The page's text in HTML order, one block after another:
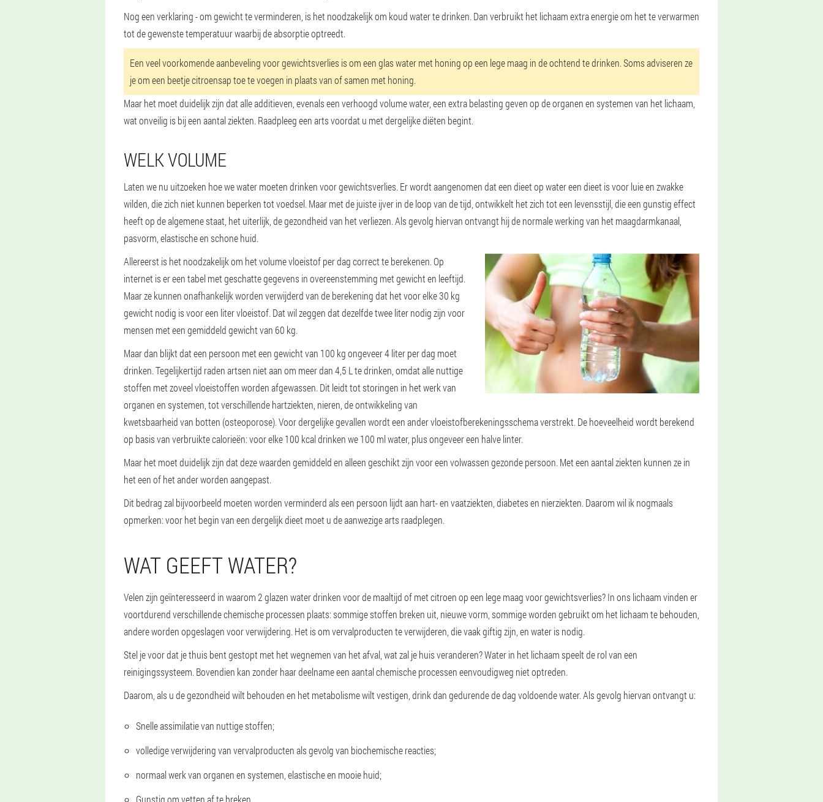
Nog een verklaring - om gewicht te verminderen, is het noodzakelijk om koud water te drinken. Dan verbruikt het lichaam extra energie om het te verwarmen
tot de gewenste temperatuur waarbij de absorptie optreedt.
Een veel voorkomende aanbeveling voor gewichtsverlies is om een glas water met honing op een lege maag in de ochtend te drinken. Soms adviseren ze
je om een beetje citroensap toe te voegen in plaats van of samen met honing.
Maar het moet duidelijk zijn dat alle additieven, evenals een verhoogd volume water, een extra belasting geven op de organen en systemen van het lichaam,
wat onveilig is bij een aantal ziekten. Raadpleeg een arts voordat u met dergelijke diëten begint.
WELK VOLUME
Laten we nu uitzoeken hoe we water moeten drinken voor gewichtsverlies. Er wordt aangenomen dat een dieet op water een dieet is voor luie en zwakke
wilden, die zich niet kunnen beperken tot voedsel. Maar met de juiste ijver in de loop van de tijd, ontwikkelt het zich tot een levensstijl, die een gunstig effect
heeft op de algemene staat, het uiterlijk, de gezondheid van het verliezen. Als gevolg hiervan ontvangt hij de normale werking van het maagdarmkanaal,
pasvorm, elastische en schone huid.
Allereerst is het noodzakelijk om het volume vloeistof per dag correct te berekenen. Op
internet is er een tabel met geschatte gegevens in overeenstemming met gewicht en leeftijd.
Maar ze kunnen onafhankelijk worden verwijderd van de berekening dat het voor elke 30 kg
gewicht nodig is voor een liter vloeistof. Dat wil zeggen dat dezelfde twee liter nodig zijn voor
mensen met een gemiddeld gewicht van 60 kg.
Maar dan blijkt dat een persoon met een gewicht van 100 kg ongeveer 4 liter per dag moet
drinken. Tegelijkertijd raden artsen niet aan om meer dan 4,5 L te drinken, omdat alle nuttige
stoffen met zoveel vloeistoffen worden afgewassen. Dit leidt tot storingen in het werk van
organen en systemen, tot verschillende hartziekten, nieren, de ontwikkeling van
kwetsbaarheid van botten (osteoporose). Voor dergelijke gevallen wordt een ander vloeistofberekeningsschema verstrekt. De hoeveelheid wordt berekend
op basis van verbruikte calorieën: voor elke 100 kcal drinken we 100 ml water, plus ongeveer een halve linter.
Maar het moet duidelijk zijn dat deze waarden gemiddeld en alleen geschikt zijn voor een volwassen gezonde persoon. Met een aantal ziekten kunnen ze in
het een of het ander worden aangepast.
Dit bedrag zal bijvoorbeeld moeten worden verminderd als een persoon lijdt aan hart- en vaatziekten, diabetes en nierziekten. Daarom wil ik nogmaals
opmerken: voor het begin van een dergelijk dieet moet u de aanwezige arts raadplegen.
WAT GEEFT WATER?
Velen zijn geïnteresseerd in waarom 2 glazen water drinken voor de maaltijd of met citroen op een lege maag voor gewichtsverlies? In ons lichaam vinden er
voortdurend verschillende chemische processen plaats: sommige stoffen breken uit, nieuwe vorm, sommige worden gebruikt om het lichaam te behouden,
andere worden opgeslagen voor verwijdering. Het is om vervalproducten te verwijderen, die vaak giftig zijn, en water is nodig.
Stel je voor dat je thuis bent gestopt met het wegnemen van het afval, wat zal je huis veranderen? Water in het lichaam speelt de rol van een
reinigingssysteem. Bovendien kan zonder haar deelname een aantal chemische processen eenvoudigweg niet optreden.
Daarom, als u de gezondheid wilt behouden en het metabolisme wilt vestigen, drink dan gedurende de dag voldoende water. Als gevolg hiervan ontvangt u:
Snelle assimilatie van nuttige stoffen;
volledige verwijdering van vervalproducten als gevolg van biochemische reacties;
normaal werk van organen en systemen, elastische en mooie huid;
Gunstig om vetten af te breken.